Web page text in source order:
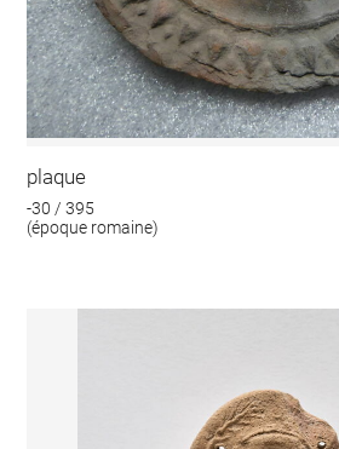
plaque
-30 / 395
(époque romaine)